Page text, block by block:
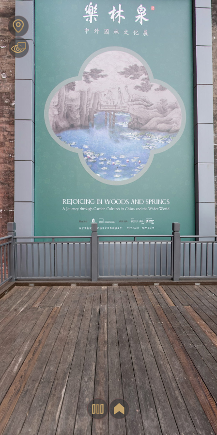
Exit VR
VR Setup
0:00 / 0:00
KRPANO TOOLBOX
可拖拽操作
展
厅
模
型
展
厅
模
型
展
厅
模
型
展
厅
模
型